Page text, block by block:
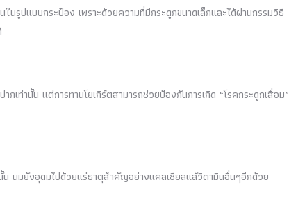
รูปแบบกระป๋อง เพราะด้วยความที่มีกระดูกขนาดเล็กและได้ผ่านกรรมวิธี
ท่านั้น แต่การทานโยเกิร์ตสามารถช่วยป้องกันการเกิด “โรคกระดูกเสื่อม”
น นมยังอุดมไปด้วยแร่ธาตุสำคัญอย่างแคลเซียลแลัวิตามินอื่นๆอีกด้วย